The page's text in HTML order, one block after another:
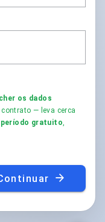
os dados
— leva cerca
período gratuito,